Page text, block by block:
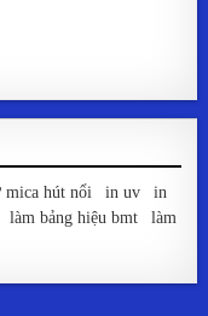
mica hút nổi |in uv |in
|làm bảng hiệu bmt |làm